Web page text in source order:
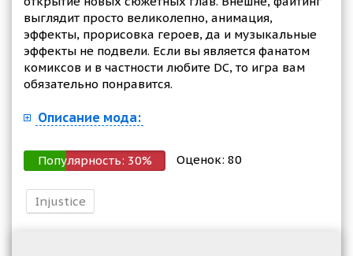
выглядит просто великолепно, анимация,
эффекты, прорисовка героев, да и музыкальные
эффекты не подвели. Если вы является фанатом
комиксов и в частности любите DC, то игра вам
обязательно понравится.
Описание мода:
Популярность: 30% Оценок: 80
Injustice